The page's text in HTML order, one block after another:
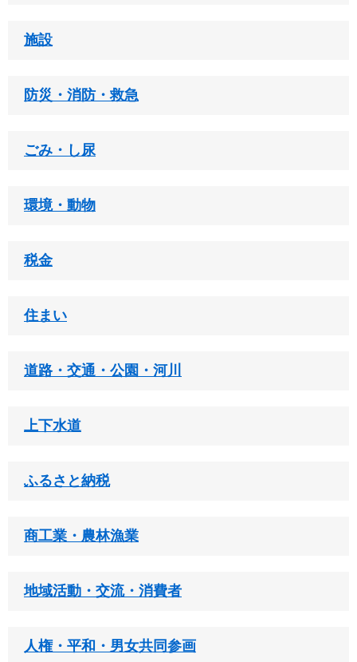
施設
防災・消防・救急
ごみ・し尿
環境・動物
税金
住まい
道路・交通・公園・河川
上下水道
ふるさと納税
商工業・農林漁業
地域活動・交流・消費者
人権・平和・男女共同参画